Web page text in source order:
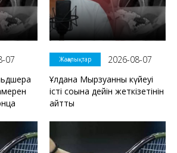
07
Жаңалықтар
2026-08-07
Ұлдана Мырзуанның күйеуі
істі соңына дейін жеткізетінін
айтты